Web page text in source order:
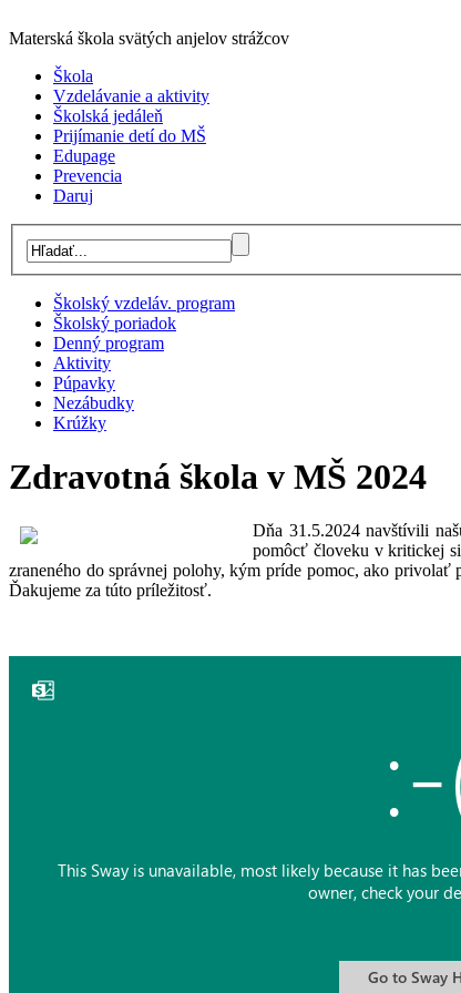
Materská škola svätých anjelov strážcov
Škola
Vzdelávanie a aktivity
Školská jedáleň
Prijímanie detí do MŠ
Edupage
Prevencia
Daruj
Školský vzdeláv. program
Školský poriadok
Denný program
Aktivity
Púpavky
Nezábudky
Krúžky
Zdravotná škola v MŠ 2024
Dňa 31.5.2024 navštívili
pomôcť človeku v kritickej
zraneného do správnej polohy, kým príde pomoc, ako privolať
Ďakujeme za túto príležitosť.